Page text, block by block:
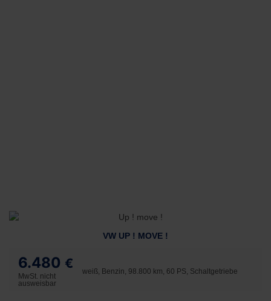
VW UP ! MOVE !
6.480 €
MwSt. nicht
ausweisbar
weiß, Benzin, 98.800 km, 60 PS, Schaltgetriebe